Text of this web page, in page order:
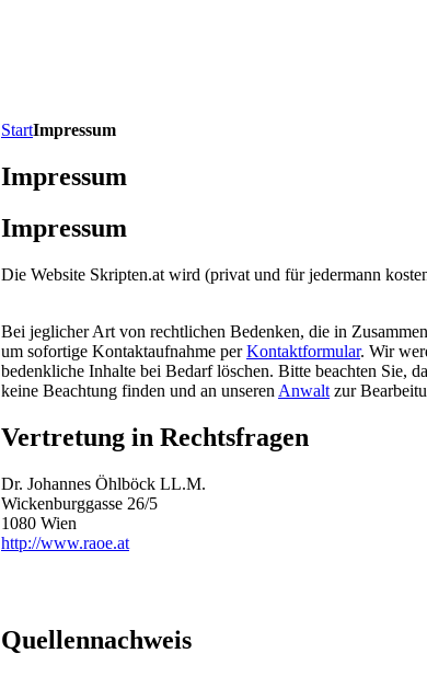
StartImpressum
Impressum
Impressum
Die Website Skripten.at wird (privat und für jedermann
Bei jeglicher Art von rechtlichen Bedenken, die in
um sofortige Kontaktaufnahme perKontaktformular. Wir
bedenkliche Inhalte bei Bedarf löschen. Bitte beachten Sie,
keine Beachtung finden und an unseren Anwalt zur
Vertretung in Rechtsfragen
Dr. Johannes Öhlböck LL.M.
Wickenburggasse 26/5
1080 Wien
http://www.raoe.at
Quellennachweis